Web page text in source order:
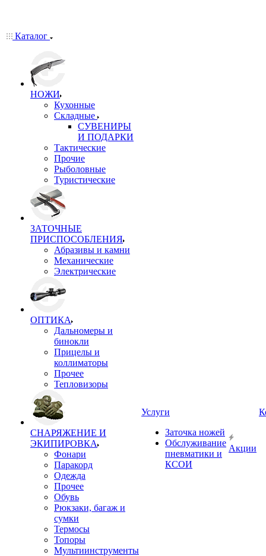
Каталог
НОЖИ
Кухонные
Складные
СУВЕНИРЫ
И ПОДАРКИ
Тактические
Прочие
Рыболовные
Туристические
ЗАТОЧНЫЕ
ПРИСПОСОБЛЕНИЯ
Абразивы и камни
Механические
Электрические
ОПТИКА
Дальномеры и
бинокли
Прицелы и
коллиматоры
Прочее
Тепловизоры
СНАРЯЖЕНИЕ И
ЭКИПИРОВКА
Фонари
Паракорд
Одежда
Прочее
Обувь
Рюкзаки, багаж и
сумки
Термосы
Топоры
Мультиинструменты
Услуги
Заточка ножей
Обслуживание
пневматики и
КСОИ
Акции